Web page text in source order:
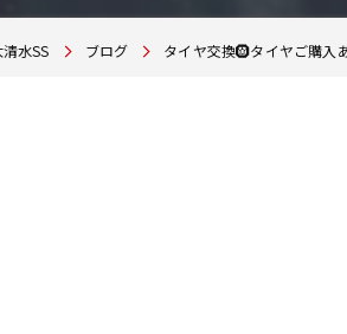
水SS ブログ タイヤ交換🛞タイヤご購入